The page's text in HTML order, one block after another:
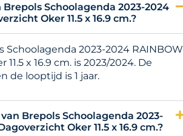
Schoolagenda 2023-2024
Oker 11.5 x 16.9 cm.?
Schoolagenda 2023-2024 RAINBOW
x 16.9 cm. is 2023/2024. De
de looptijd is 1 jaar.
Brepols Schoolagenda 2023-
Oker 11.5 x 16.9 cm.?